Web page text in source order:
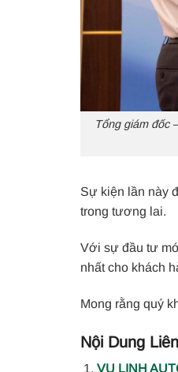
Tổng giám đốc
Sự kiện lần này
trong tương lai.
Với sự đầu tư
nhất cho khách
Mong rằng quý
Nội Dung
VU LINH